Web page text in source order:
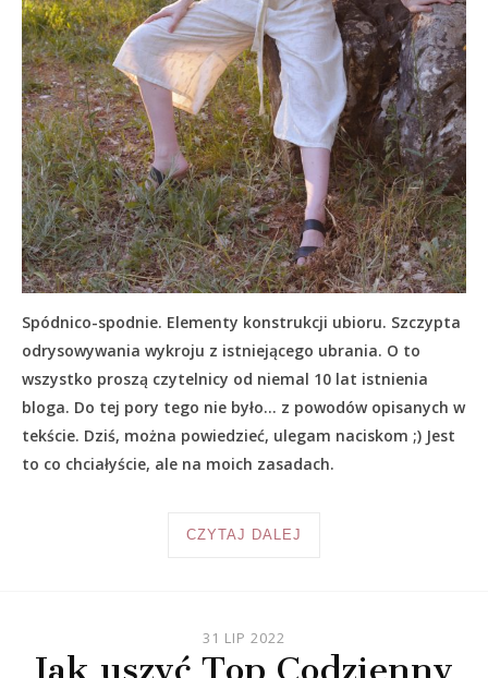
Spódnico-spodnie. Elementy konstrukcji ubioru. Szczypta
odrysowywania wykroju z istniejącego ubrania. O to
wszystko proszą czytelnicy od niemal 10 lat istnienia
bloga. Do tej pory tego nie było… z powodów opisanych w
tekście. Dziś, można powiedzieć, ulegam naciskom ;) Jest
to co chciałyście, ale na moich zasadach.
CZYTAJ DALEJ
31 LIP 2022
Jak uszyć Top Codzienny